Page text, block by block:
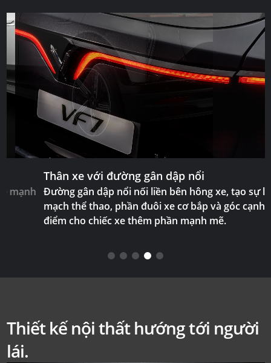
Thân xe với đường gân dập nổi
Đường gân dập nổi nối liền bên hông xe, tạo sự liền
mạch thể thao, phần đuôi xe cơ bắp và góc cạnh tô
điểm cho chiếc xe thêm phần mạnh mẽ.
Thiết kế nội thất hướng tới người
lái.